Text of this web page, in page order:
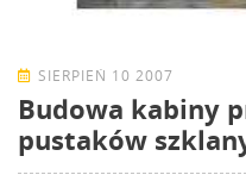
SIERPIEŃ 10 2007
Budowa kabiny
pustaków